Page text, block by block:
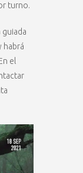
turno.
habrá
el